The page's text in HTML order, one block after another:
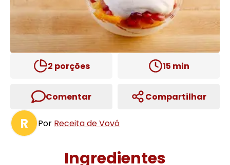
2 porções 15 min
Comentar Compartilhar
R Por Receita de Vovó
Ingredientes